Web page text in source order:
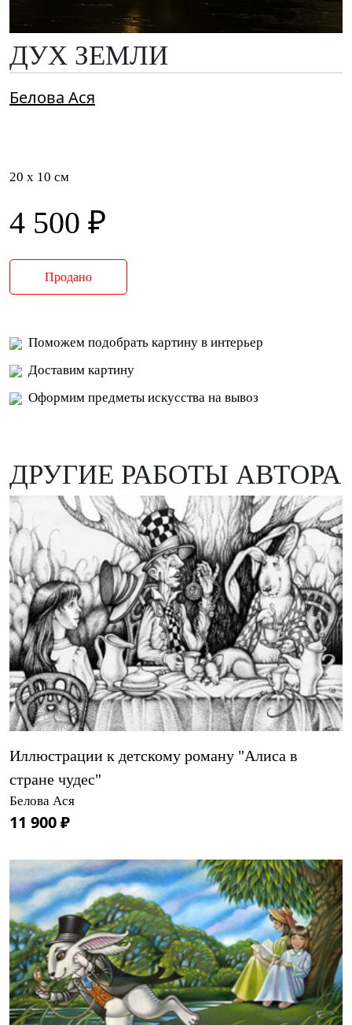
ДУХ ЗЕМЛИ
Белова Ася
20 x 10 см
4 500 ₽
Продано
Поможем подобрать картину в интерьер
Доставим картину
Оформим предметы искусства на вывоз
ДРУГИЕ РАБОТЫ АВТОРА
Иллюстрации к детскому роману "Алиса в
стране чудес"
Белова Ася
11 900 ₽